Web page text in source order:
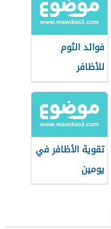
فوائد الثوم
للأظافر
تقوية الأظافر في
يومين